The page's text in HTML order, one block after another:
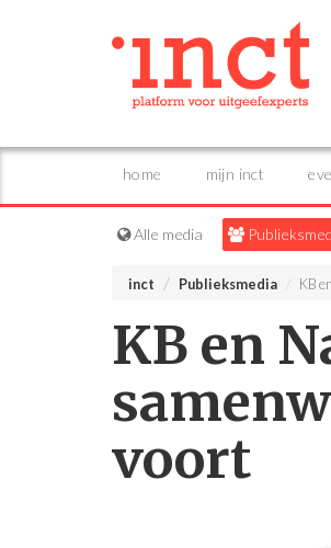
home mijn inct
Alle media
inct Publieksmedia KB
KB en
voort